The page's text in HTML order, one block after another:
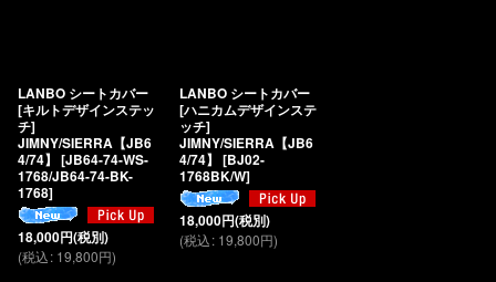
LANBO シートカバー
[キルトデザインステッ
チ]
JIMNY/SIERRA【JB6
4/74】 [JB64-74-WS-
1768/JB64-74-BK-
1768]
18,000円(税別)
(税込: 19,800円)
LANBO シートカバー
[ハニカムデザインステ
ッチ]
JIMNY/SIERRA【JB6
4/74】 [BJ02-
1768BK/W]
18,000円(税別)
(税込: 19,800円)